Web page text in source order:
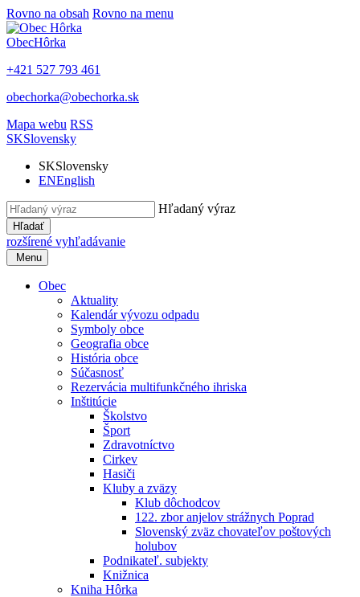
Rovno na obsah Rovno na menu
ObecHôrka
+421 527 793 461
obechorka@obechorka.sk
Mapa webu RSS
SKSlovensky
SKSlovensky
ENEnglish
Hľadaný výraz
Hľadať
rozšírené vyhľadávanie
Menu
Obec
Aktuality
Kalendár vývozu odpadu
Symboly obce
Geografia obce
História obce
Súčasnosť
Rezervácia multifunkčného ihriska
Inštitúcie
Školstvo
Šport
Zdravotníctvo
Cirkev
Hasiči
Kluby a zväzy
Klub dôchodcov
122. zbor anjelov strážnych Poprad
Slovenský zväz chovateľov poštových
holubov
Podnikateľ. subjekty
Knižnica
Kniha Hôrka